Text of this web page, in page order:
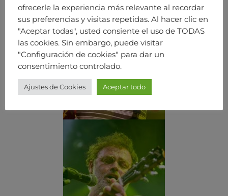
ofrecerle la experiencia más relevante al recordar
sus preferencias y visitas repetidas. Al hacer clic en
"Aceptar todas", usted consiente el uso de TODAS
las cookies. Sin embargo, puede visitar
"Configuración de cookies" para dar un
consentimiento controlado.
Ajustes de Cookies Aceptar todo